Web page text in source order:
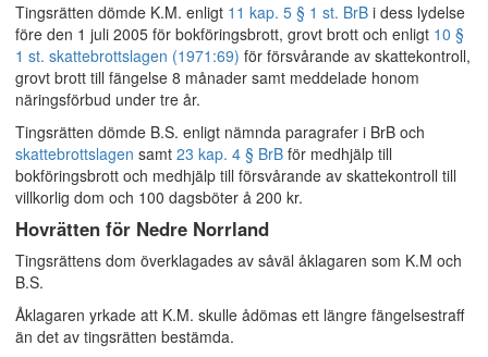
Tingsrätten dömde K.M. enligt 11 kap. 5 § 1 st. BrB i dess lydelse
före den 1 juli 2005 för bokföringsbrott, grovt brott och enligt 10 §
1 st. skattebrottslagen (1971:69) för försvårande av skattekontroll,
grovt brott till fängelse 8 månader samt meddelade honom
näringsförbud under tre år.
Tingsrätten dömde B.S. enligt nämnda paragrafer i BrB och
skattebrottslagen samt 23 kap. 4 § BrB för medhjälp till
bokföringsbrott och medhjälp till försvårande av skattekontroll till
villkorlig dom och 100 dagsböter å 200 kr.
Hovrätten för Nedre Norrland
Tingsrättens dom överklagades av såväl åklagaren som K.M och
B.S.
Åklagaren yrkade att K.M. skulle ådömas ett längre fängelsestraff
än det av tingsrätten bestämda.